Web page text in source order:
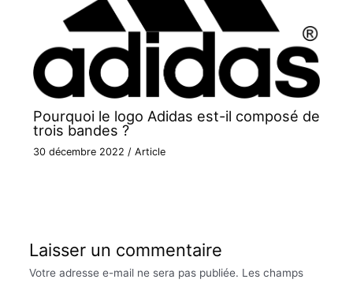
Pourquoi le logo Adidas est-il composé de
trois bandes ?
30 décembre 2022 / Article
Laisser un commentaire
Votre adresse e-mail ne sera pas publiée. Les champs